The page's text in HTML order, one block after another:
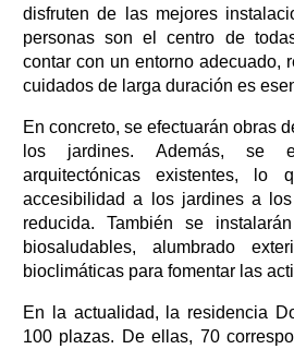
disfruten de las mejores
personas son el centro de
contar con un entorno adecuado,
cuidados de larga duración es
En concreto, se efectuarán obras
los jardines. Además, se
arquitectónicas existentes, lo
accesibilidad a los jardines a
reducida. También se
biosaludables, alumbrado
bioclimáticas para fomentar las
En la actualidad, la residencia
100 plazas. De ellas, 70